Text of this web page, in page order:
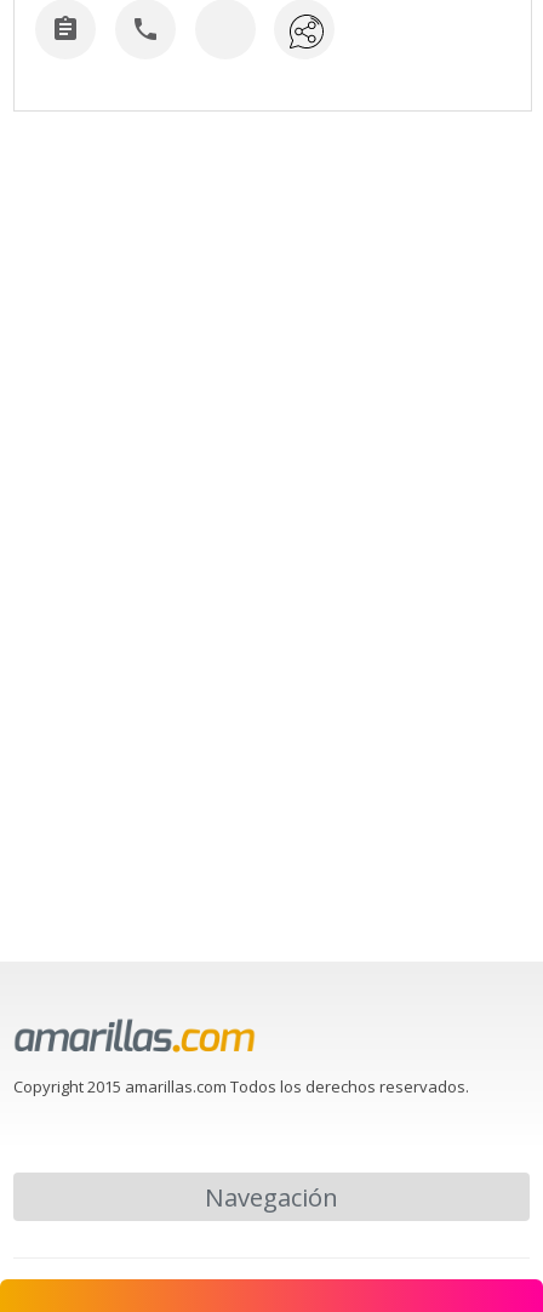
 
Copyright 2015 amarillas.com Todos los derechos reservados.
Navegación